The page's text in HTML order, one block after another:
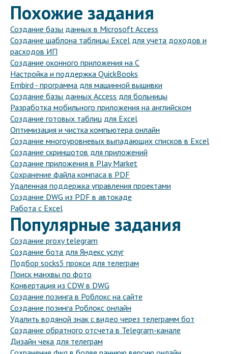
Похожие задания
Создание базы данных в Microsoft Access
Создание шаблона таблицы Excel для учета доходов и
расходов ИП
Создание оконного приложения на C
Настройка и поддержка QuickBooks
Embird - программа для машинной вышивки
Создание базы данных Access для больницы
Разработка мобильного приложения на английском
Создание готовых таблиц для Excel
Оптимизация и чистка компьютера онлайн
Создание многоуровневых выпадающих списков в Excel
Создание скриншотов для приложений
Создание приложения в Play Market
Сохранение файла компаса в PDF
Удаленная поддержка управления проектами
Создание DWG из PDF в автокаде
Работа с Excel
Популярные задания
Создание proxy telegram
Создание бота для Яндекс услуг
Подбор socks5 прокси для телеграм
Поиск манхвы по фото
Конвертация из CDW в DWG
Создание позинга в Роблокс на сайте
Создание позинга Роблокс онлайн
Удалить водяной знак с видео через телеграмм бот
Создание обратного отсчета в Telegram-канале
Дизайн чека для телеграм